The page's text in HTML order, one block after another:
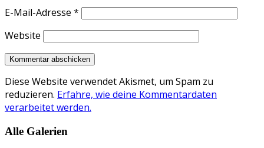
E-Mail-Adresse *
Website
Diese Website verwendet Akismet, um Spam zu
reduzieren. Erfahre, wie deine Kommentardaten
verarbeitet werden.
Alle Galerien